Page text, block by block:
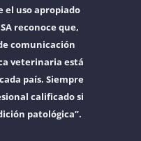
el uso apropiado
reconoce que,
comunicación
veterinaria está
país. Siempre
calificado si
patológica”.